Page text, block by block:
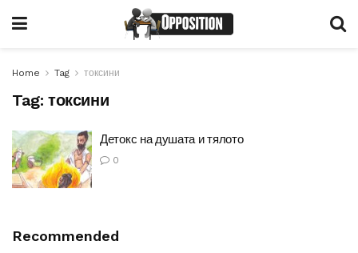
Home Tag токсини
Tag: токсини
Детокс на душата и тялото
0
Recommended